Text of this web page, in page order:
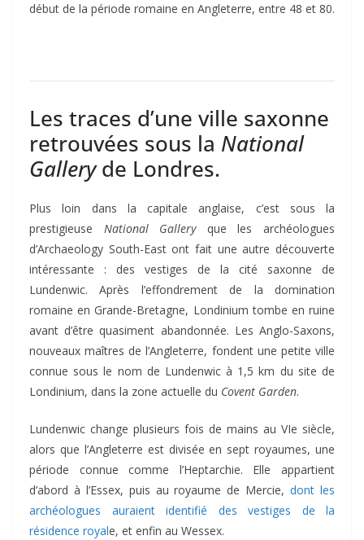
début de la période romaine en Angleterre, entre 48 et 80.
Les traces d’une ville saxonne
retrouvées sous la National
Galleryde Londres.
Plus loin dans la capitale anglaise, c’est sous la
prestigieuse National Galleryque les archéologues
d’Archaeology South-East ont fait une autre découverte
intéressante : des vestiges de la cité saxonne de
Lundenwic. Après l’effondrement de la domination
romaine en Grande-Bretagne, Londinium tombe en ruine
avant d’être quasiment abandonnée. Les Anglo-Saxons,
nouveaux maîtres de l’Angleterre, fondent une petite ville
connue sous le nom de Lundenwic à 1,5 km du site de
Londinium, dans la zone actuelle du Covent Garden.
Lundenwic change plusieurs fois de mains au VIe siècle,
alors que l’Angleterre est divisée en sept royaumes, une
période connue comme l’Heptarchie. Elle appartient
d’abord à l’Essex, puis au royaume de Mercie,dont les
archéologues auraient identifié des vestiges de la
résidence royale, et enfin au Wessex.